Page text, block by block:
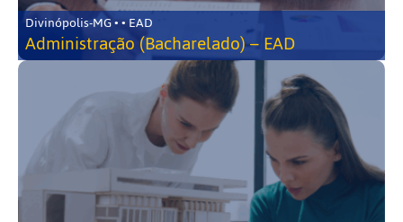
Divinópolis-MG • • EAD
Administração (Bacharelado) – EAD